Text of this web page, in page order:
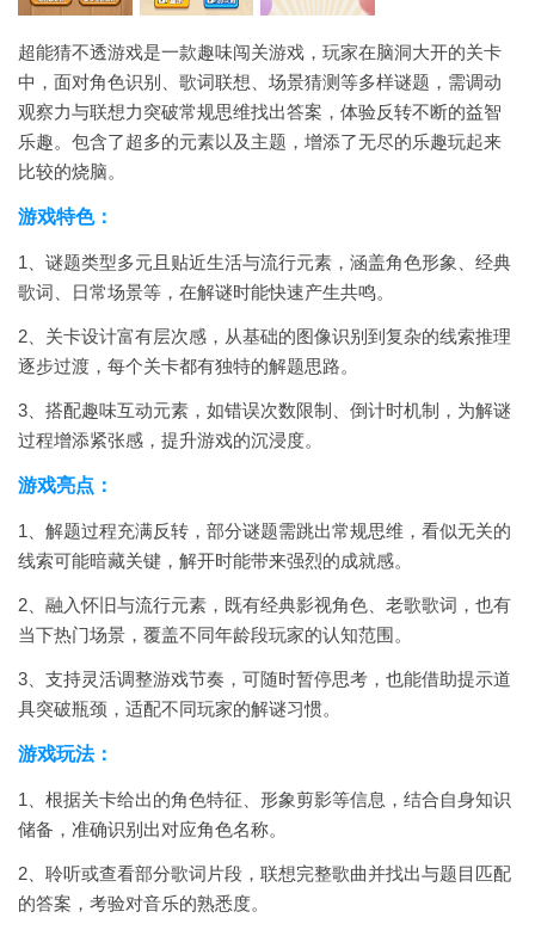
超能猜不透游戏是一款趣味闯关游戏，玩家在脑洞大开的关卡
中，面对角色识别、歌词联想、场景猜测等多样谜题，需调动
观察力与联想力突破常规思维找出答案，体验反转不断的益智
乐趣。包含了超多的元素以及主题，增添了无尽的乐趣玩起来
比较的烧脑。
游戏特色：
1、谜题类型多元且贴近生活与流行元素，涵盖角色形象、经典
歌词、日常场景等，在解谜时能快速产生共鸣。
2、关卡设计富有层次感，从基础的图像识别到复杂的线索推理
逐步过渡，每个关卡都有独特的解题思路。
3、搭配趣味互动元素，如错误次数限制、倒计时机制，为解谜
过程增添紧张感，提升游戏的沉浸度。
游戏亮点：
1、解题过程充满反转，部分谜题需跳出常规思维，看似无关的
线索可能暗藏关键，解开时能带来强烈的成就感。
2、融入怀旧与流行元素，既有经典影视角色、老歌歌词，也有
当下热门场景，覆盖不同年龄段玩家的认知范围。
3、支持灵活调整游戏节奏，可随时暂停思考，也能借助提示道
具突破瓶颈，适配不同玩家的解谜习惯。
游戏玩法：
1、根据关卡给出的角色特征、形象剪影等信息，结合自身知识
储备，准确识别出对应角色名称。
2、聆听或查看部分歌词片段，联想完整歌曲并找出与题目匹配
的答案，考验对音乐的熟悉度。